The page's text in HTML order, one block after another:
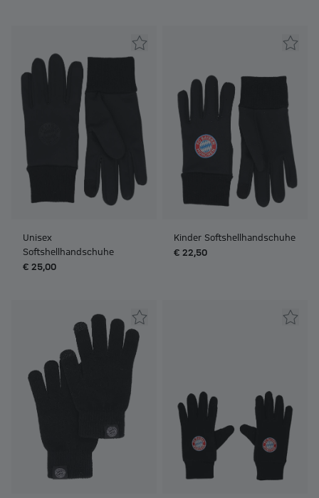
Unisex
Softshellhandschuhe
€ 25,00
Kinder Softshellhandschuhe
€ 22,50